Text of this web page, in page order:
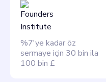
%7'ye kadar öz
sermaye için 30 bin ila
100 bin £